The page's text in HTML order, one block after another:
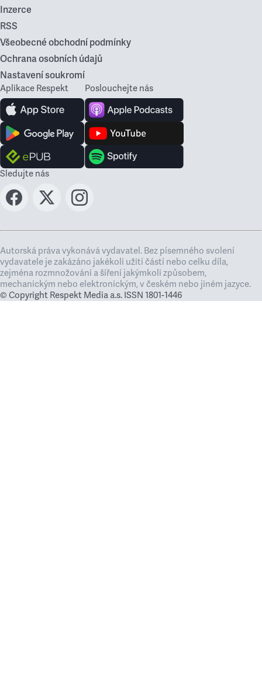
Inzerce
RSS
Všeobecné obchodní podmínky
Ochrana osobních údajů
Nastavení soukromí
Aplikace Respekt Poslouchejte nás
Sledujte nás
Autorská práva vykonává vydavatel. Bez písemného svolení
vydavatele je zakázáno jakékoli užití částí nebo celku díla,
zejména rozmnožování a šíření jakýmkoli způsobem,
mechanickým nebo elektronickým, v českém nebo jiném jazyce.
© Copyright Respekt Media a.s. ISSN 1801-1446